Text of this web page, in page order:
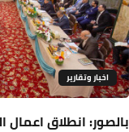
اخبار وتقارير
بالصور: انطلاق اعمال